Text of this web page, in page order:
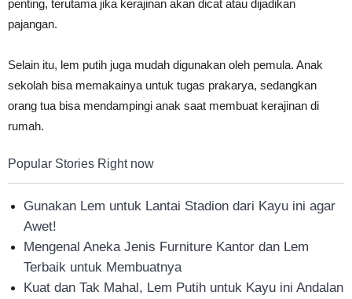
penting, terutama jika kerajinan akan dicat atau dijadikan
pajangan.
Selain itu, lem putih juga mudah digunakan oleh pemula. Anak
sekolah bisa memakainya untuk tugas prakarya, sedangkan
orang tua bisa mendampingi anak saat membuat kerajinan di
rumah.
Popular Stories Right now
Gunakan Lem untuk Lantai Stadion dari Kayu ini agar
Awet!
Mengenal Aneka Jenis Furniture Kantor dan Lem
Terbaik untuk Membuatnya
Kuat dan Tak Mahal, Lem Putih untuk Kayu ini Andalan